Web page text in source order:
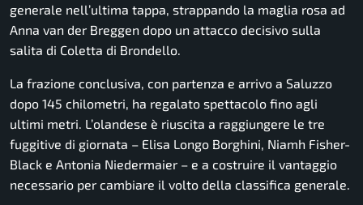
generale nell’ultima tappa, strappando la maglia rosa ad
Anna van der Breggen dopo un attacco decisivo sulla
salita di Coletta di Brondello.
La frazione conclusiva, con partenza e arrivo a Saluzzo
dopo 145 chilometri, ha regalato spettacolo fino agli
ultimi metri. L’olandese è riuscita a raggiungere le tre
fuggitive di giornata – Elisa Longo Borghini, Niamh Fisher-
Black e Antonia Niedermaier – e a costruire il vantaggio
necessario per cambiare il volto della classifica generale.